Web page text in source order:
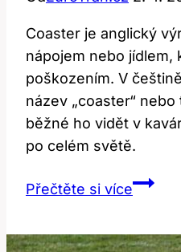
Coaster je anglický
nápojem nebo jídlem,
poškozením. V
název „coaster“ nebo
běžné ho vidět v
po celém světě.
Přečtěte si více